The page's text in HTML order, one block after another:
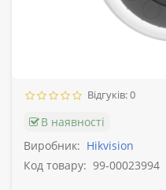
Відгуків: 0
В наявності
Виробник: Hikvision
Код товару: 99-00023994